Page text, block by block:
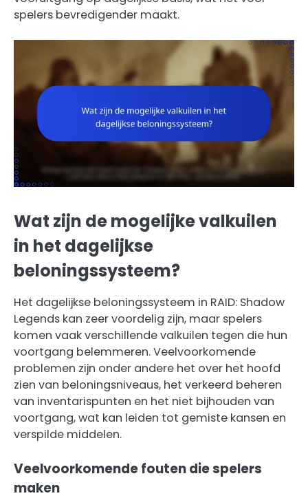
spelers bevredigender maakt.
Wat zijn de mogelijke valkuilen
in het dagelijkse
beloningssysteem?
Het dagelijkse beloningssysteem in RAID: Shadow
Legends kan zeer voordelig zijn, maar spelers
komen vaak verschillende valkuilen tegen die hun
voortgang belemmeren. Veelvoorkomende
problemen zijn onder andere het over het hoofd
zien van beloningsniveaus, het verkeerd beheren
van inventarispunten en het niet bijhouden van
voortgang, wat kan leiden tot gemiste kansen en
verspilde middelen.
Veelvoorkomende fouten die spelers
maken